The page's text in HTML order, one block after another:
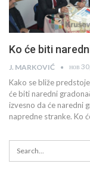
Ko će biti
J. MARKOVIĆ нов
Kako se bliže
će biti naredni
izvesno da će naredni
napredne stranke. Ko